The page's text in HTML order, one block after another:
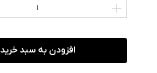
افزودن به سبد خرید